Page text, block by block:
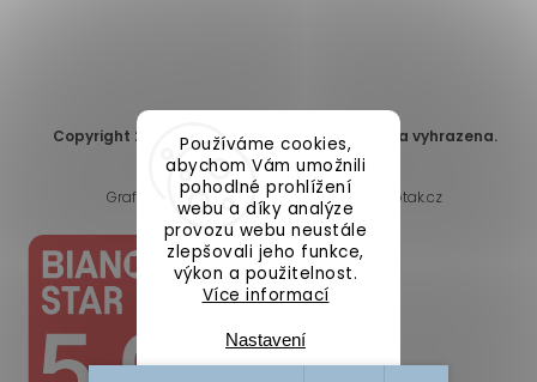
Používáme cookies,
abychom Vám umožnili
pohodlné prohlížení
webu a díky analýze
provozu webu neustále
zlepšovali jeho funkce,
výkon a použitelnost.
Více informací
Nastavení
Copyright 2026 DomaLEP s.r.o. . Všechna práva vyhrazena.
Upravit nastavení cookies
Grafický návrh vytvořil a nakódoval
Shoptak.cz